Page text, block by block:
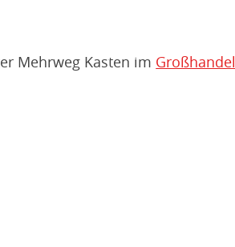
Mehrweg Kasten im Großhandel